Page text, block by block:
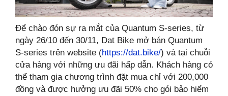
Để chào đón sự ra mắt của Quantum S-series, từ
ngày 26/10 đến 30/11, Dat Bike mở bán Quantum
S-series trên website (https://dat.bike/) và tại chuỗi
cửa hàng với những ưu đãi hấp dẫn. Khách hàng có
thể tham gia chương trình đặt mua chỉ với 200,000
đồng và được hưởng ưu đãi 50% cho gói bảo hiểm